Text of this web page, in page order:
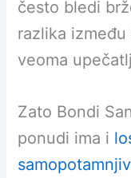
često bledi
razlika
veoma
Zato Bondi
ponudi ima i